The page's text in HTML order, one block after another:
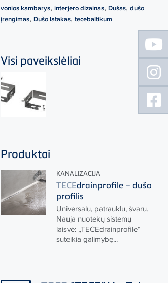
vonios kambarys,interjero dizainas, Dušas,dušo
įrengimas, Dušo latakas,tecebaltikum
Visi paveikslėliai
Produktai
KANALIZACIJA
TECEdrainprofile – dušo
profilis
Universalu, patrauklu, švaru.
Nauja nuotekų sistemų
laisvė: „TECEdrainprofile“
suteikia galimybę...
Floating